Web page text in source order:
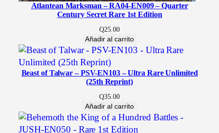
1
)
c
a
i
d
Atlantean Marksman – RA04-EN009 – Quarter
Century Secret Rare 1st Edition
Q25.00
Añadir al carrito
Beast of Talwar – PSV-EN103 – Ultra Rare Unlimited
(25th Reprint)
Q35.00
Añadir al carrito